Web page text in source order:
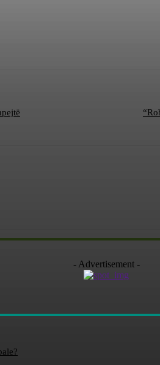
- Advertisement -